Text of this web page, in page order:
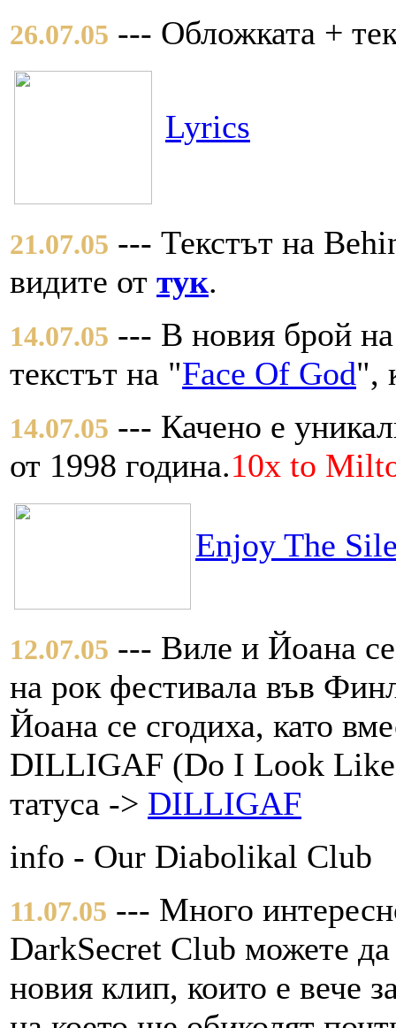
26.07.05 --- Обложката +
Lyrics
21.07.05 --- Текстът на
видите от тук.
14.07.05 --- В новия брой
текстът на "Face Of God",
14.07.05 --- Качено е
от 1998 година.10x to
Enjoy The
12.07.05 --- Виле и Йоана
на рок фестивала във
Йоана се сгодиха, като
DILLIGAF (Do I Look
татуса -> DILLIGAF
info - Our Diabolikal Club
11.07.05 --- Много
DarkSecret Club можете
новия клип, които е вече